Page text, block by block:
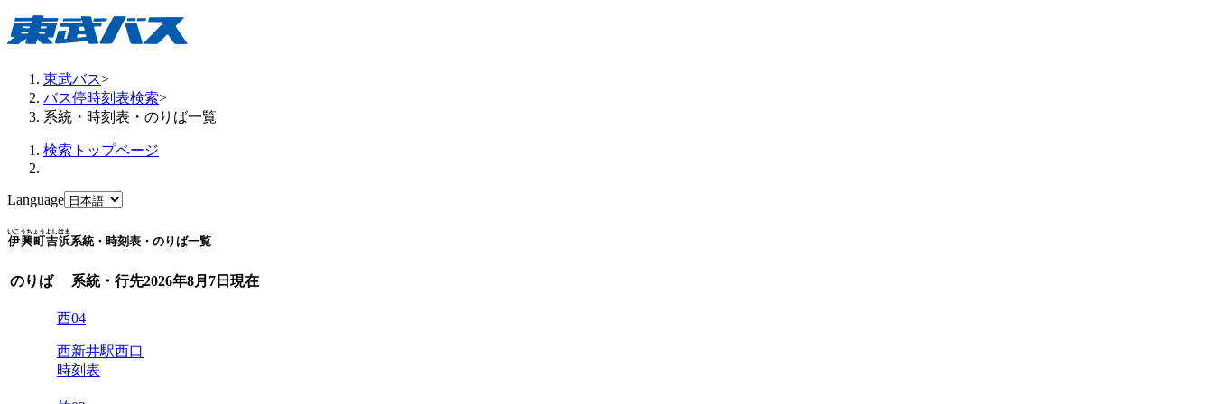
東武バス>
バス停時刻表検索>
系統・時刻表・のりば一覧
検索トップページ
Language
伊興町吉浜
いこうちょうよしはま
系統・時刻表・のりば一覧
のりば 系統・行先2026年8月7日 現在
西04
西新井駅西口
時刻表